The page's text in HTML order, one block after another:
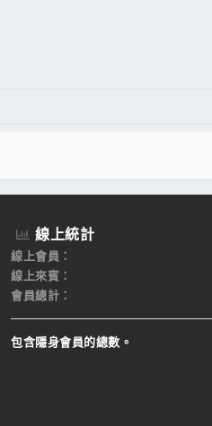
線上統計
線上會員
線上來賓
會員總計
包含隱身會員的總數。